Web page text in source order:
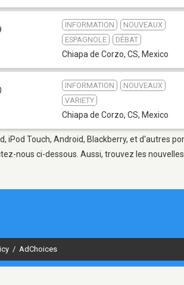
INFORMATION
NOUVEAUX
ESPAGNOLE
DÉBAT
Chiapa de Corzo, CS, Mexico
INFORMATION
NOUVEAUX
VARIETY
Chiapa de Corzo, CS, Mexico
iPod Touch, Android, Blackberry, et d'autres
nous ci-dessous. Aussi, trouvez les
/ AdChoices